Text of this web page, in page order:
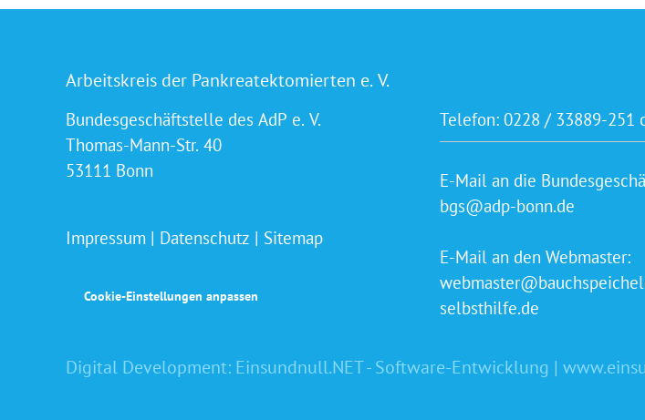
Arbeitskreis der Pankreatektomierten e. V.
Bundesgeschäftstelle des AdP e. V.
Thomas-Mann-Str. 40
53111 Bonn
Impressum | Datenschutz | Sitemap
Cookie-Einstellungen anpassen
Telefon: 0228 / 33889-251
E-Mail an die
bgs@adp-bonn.de
E-Mail an den Webmaster:
selbsthilfe.de
Digital Development: Einsundnull.NET - Software-Entwicklung |